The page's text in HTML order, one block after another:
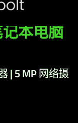
本电脑
| 5 MP 网络摄